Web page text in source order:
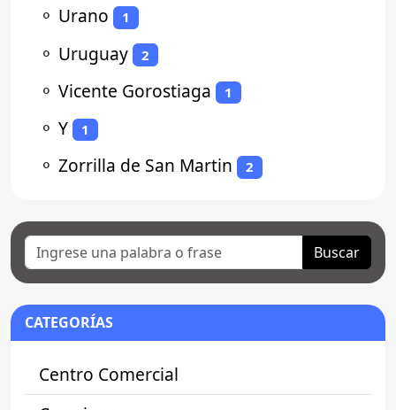
⚬ Urano 1
⚬ Uruguay 2
⚬ Vicente Gorostiaga 1
⚬ Y 1
⚬ Zorrilla de San Martin 2
Buscar
CATEGORÍAS
Centro Comercial